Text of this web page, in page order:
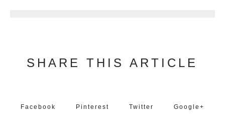
SHARE THIS ARTICLE
Facebook Pinterest Twitter Google+